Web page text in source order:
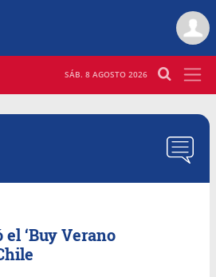
SÁB. 8 AGOSTO 2026
‘Buy Verano